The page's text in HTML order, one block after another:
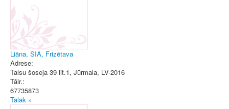
Liāna, SIA, Frizētava
Adrese:
Talsu šoseja 39 lit.1, Jūrmala, LV-2016
Tālr.:
67735873
Tālāk »